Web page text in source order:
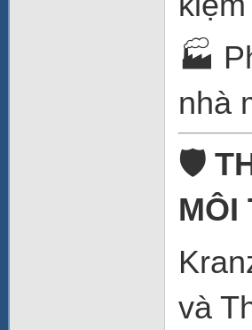
🏭
nhà
🛡️
MÔI
và